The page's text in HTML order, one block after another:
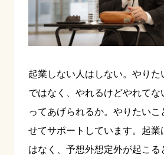
起業しない人はしない。やりた
ではなく、やれるけどやれてな
ってあげられるか。やりたいこ
せてサポートしています。起業
はなく、予想外想定外が起こる